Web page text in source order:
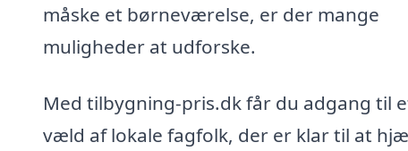
måske et børneværelse, er der mange
muligheder at udforske.
Med tilbygning-pris.dk får du adgang til
væld af lokale fagfolk, der er klar til at